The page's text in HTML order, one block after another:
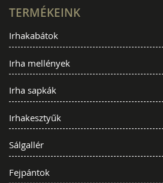
TERMÉKEINK
Irhakabátok
Irha mellények
Irha sapkák
Irhakesztyűk
Sálgallér
Fejpántok